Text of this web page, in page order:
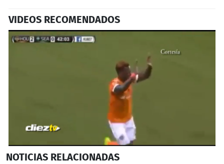
VIDEOS RECOMENDADOS
seconds
NOTICIAS RELACIONADAS